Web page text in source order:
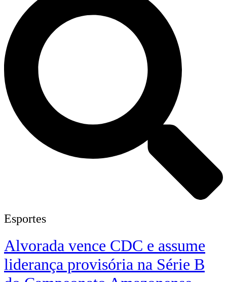
Esportes
Alvorada vence CDC e assume
liderança provisória na Série B